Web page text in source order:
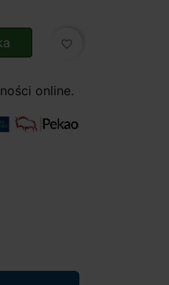
favorite_border
online.